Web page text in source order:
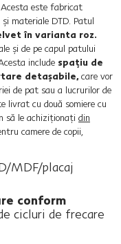
este fabricat
materiale DTD. Patul
în varianta roz.
şi de pe capul patului
include spaţiu de
detaşabile, care vor
de pat sau a lucrurilor de
livrat cu două somiere cu
să le achiziţionaţi din
camere de copii,
MDF/placaj
conform
cicluri de frecare